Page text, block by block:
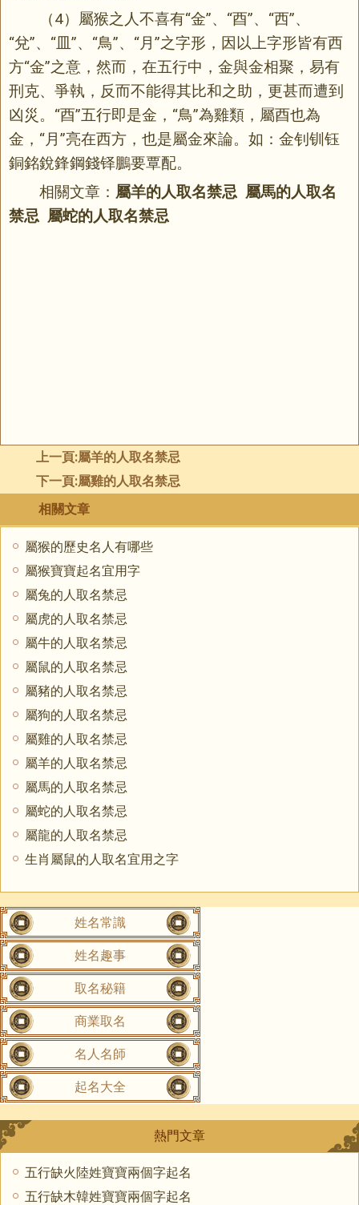
（4）屬猴之人不喜有“金”、“酉”、“西”、
“兌”、“皿”、“鳥”、“月”之字形，因以上字形皆有西
方“金”之意，然而，在五行中，金與金相聚，易有
刑克、爭執，反而不能得其比和之助，更甚而遭到
凶災。“酉”五行即是金，“鳥”為雞類，屬酉也為
金，“月”亮在西方，也是屬金來論。如：金钊钏钰
銅銘銳鋒鋼錢铎鵬要覃配。
相關文章： 屬羊的人取名禁忌 屬馬的人取名
禁忌 屬蛇的人取名禁忌
上一頁:屬羊的人取名禁忌
下一頁:屬雞的人取名禁忌
相關文章
屬猴的歷史名人有哪些
屬猴寶寶起名宜用字
屬兔的人取名禁忌
屬虎的人取名禁忌
屬牛的人取名禁忌
屬鼠的人取名禁忌
屬豬的人取名禁忌
屬狗的人取名禁忌
屬雞的人取名禁忌
屬羊的人取名禁忌
屬馬的人取名禁忌
屬蛇的人取名禁忌
屬龍的人取名禁忌
生肖屬鼠的人取名宜用之字
姓名常識
姓名趣事
取名秘籍
商業取名
名人名師
起名大全
熱門文章
五行缺火陸姓寶寶兩個字起名
五行缺木韓姓寶寶兩個字起名